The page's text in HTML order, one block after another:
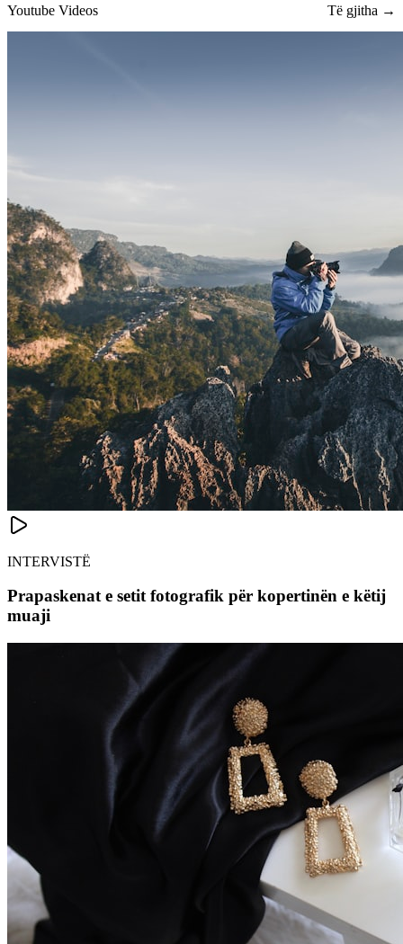
Youtube Videos Të gjitha →
INTERVISTË
Prapaskenat e setit fotografik për kopertinën e këtij
muaji